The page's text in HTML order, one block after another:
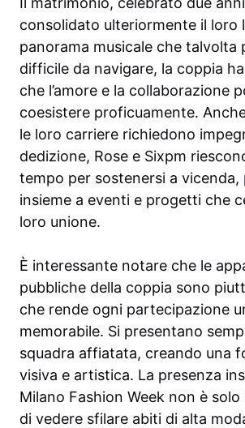
consolidato ulteriormente il loro
panorama musicale che talvolta
difficile da navigare, la coppia
che l’amore e la collaborazione
coesistere proficuamente.
le loro carriere richiedono
dedizione, Rose e Sixpm
tempo per sostenersi a
insieme a eventi e progetti che
loro unione.
È interessante notare che le
pubbliche della coppia sono
che rende ogni partecipazione
memorabile. Si presentano
squadra affiatata, creando una
visiva e artistica. La presenza
Milano Fashion Week non è solo
di vedere sfilare abiti di alta